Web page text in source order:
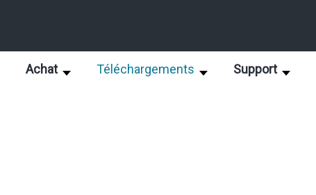
Achat Téléchargements Support